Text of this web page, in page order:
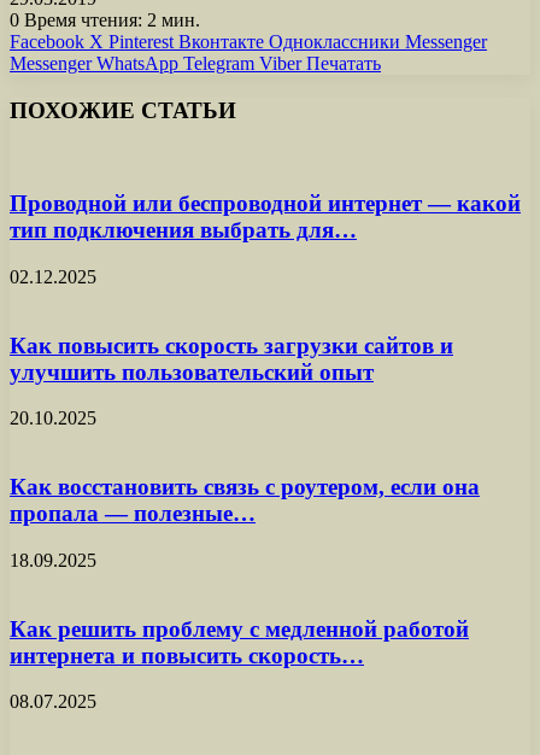
0 Время чтения: 2 мин.
Facebook X Pinterest Вконтакте Одноклассники Messenger
Messenger WhatsApp Telegram Viber Печатать
ПОХОЖИЕ СТАТЬИ
Проводной или беспроводной интернет — какой
тип подключения выбрать для…
02.12.2025
Как повысить скорость загрузки сайтов и
улучшить пользовательский опыт
20.10.2025
Как восстановить связь с роутером, если она
пропала — полезные…
18.09.2025
Как решить проблему с медленной работой
интернета и повысить скорость…
08.07.2025